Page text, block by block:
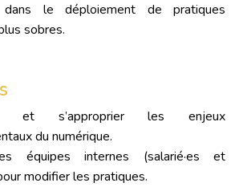
dans le déploiement de pratiques
sobres.
et s’approprier les enjeux
du numérique.
équipes internes (salarié·es et
modifier les pratiques.